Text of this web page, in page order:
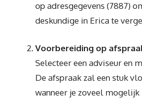
op adresgegevens (7887)
deskundige in Erica te
Voorbereiding op
Selecteer een adviseur en
De afspraak zal een stuk
wanneer je zoveel